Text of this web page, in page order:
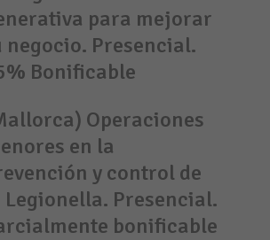
para mejorar
negocio. Presencial.
Bonificable
Operaciones
en la
y control de
Legionella. Presencial.
bonificable